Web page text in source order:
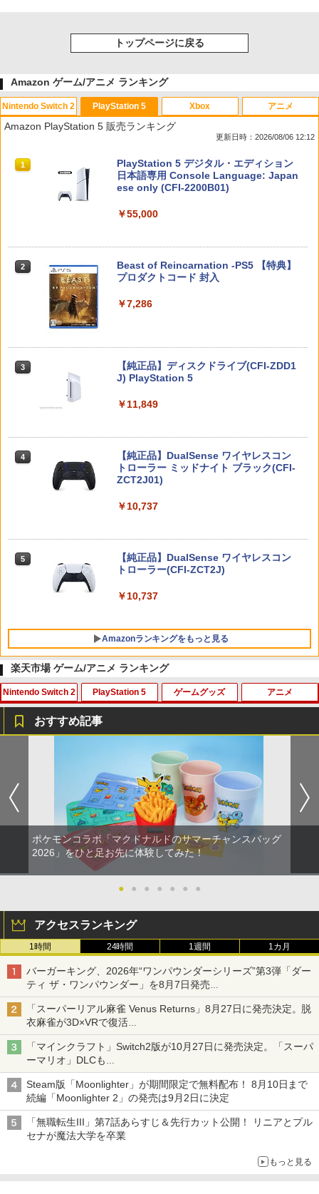
トップページに戻る
Amazon ゲーム/アニメ ランキング
Nintendo Switch 2
1
スプラトゥーン レイダース|オンライン
コード版
2 スプラトゥーン レイダース -Switch2
3 Nintendo Switch 2(日本語・国内専用)
4
ニンテンドープリペイド番号 9000円|オ
ンラインコード版
ンラインコード版
PlayStation 5
Amazon PlayStation 5 販売ランキング
更新日時：2026/08/06 12:12
1
PlayStation 5 デジタル・エディション
日本語専用 Console Language: Japan
ese only (CFI-2200B01)
￥55,000
2
Beast of Reincarnation -PS5 【特典】
プロダクトコード 封入
￥7,286
3
【純正品】ディスクドライブ(CFI-ZDD1
J) PlayStation 5
￥11,849
4
【純正品】DualSense ワイヤレスコン
トローラー ミッドナイト ブラック(CFI-
ZCT2J01)
￥10,737
5
【純正品】DualSense ワイヤレスコン
トローラー(CFI-ZCT2J)
￥10,737
Amazonランキングをもっと見る
Xbox
1
Xbox プリペイドカード 10,000円 デジ
￥10,000
Xbox プリペイドカード 1,000円 デジタ
ルコード 【旧 Xbox ギフトカード】 [オ
ンラインコード]
￥1,000
ラー + USB-C® ケーブル
￥8,300
4
Xbox プリペイドカード 5,000円 デジタ
ルコード 【旧 Xbox ギフトカード】 [オ
ンラインコード]
￥5,000
【純正品】Xbox ワイヤレス コントロー
ラー (ロボット ホワイト)
￥7,681
アニメ
1
劇場版「鬼滅の刃」無限城編 第一章 猗
劇場版「鬼滅の刃」無限城編 第一章 猗
窩座再来 通常版 [DVD]
￥3,523
￥8,698
『映画 ラブライブ！蓮ノ空女学院スクー
ルアイドルクラブ Bloom Garden Part
y』Blu-ray（特装限定版）
￥8,589
劇場版「鬼滅の刃」無限城編 第一章 猗
窩座再来 完全生産限定版 [DVD]
￥7,828
楽天市場 ゲーム/アニメ ランキング
Nintendo Switch 2
【特典】進撃の巨人3 Switch2版(【早
期購入封入特典】DLC)
￥8,518
コーエーテクモゲームス 【封入特典付】
【Switch2】進撃の巨人3 通常版 [POT-P
-ABA7A NSW2 シンゲキノキョジン 3 ツ
ウジョウ]
￥8,710
3
SanDisk microSD Express Card 256G
B for Nintendo Switch 2 BEE-A-SD01
A
￥8,978
スプラトゥーン レイダース ワイヤレス
ホリパッド TURBO for Nintendo Switc
h 2 おすすめ Switch スイッチ コントロ
ーラー 無線 連射 連射ホールド 連射機能
背面ボタン 充電 スプラレイダース スプ
ラ
PlayStation 5
[メール便OK]【新品】【PS5】アローン
イン ザ ダーク[お取寄せ品]
￥1,920
＼20%OFF★在庫処分／【最新型】PS5
収納ケース 専用カバー PS5リモートプレ
ーヤー SONY PlayStation Portal コント
ローラー用 ガラスフィルム付き 強化ガ
グ 軽量 手提げかばん 液晶保護高透過率
キズ 飛散防止
￥2,380
3 【中古】PS5 FINAL FANTASY XVI
￥2,735
PlayStation Link USBアダプター
￥3,480
ゲームグッズ
【中古】PCE デビュー 誕生
￥650
3.5インチ レトロハンドヘルドゲームコ
ンソール R36S 保護フィルム OverLay B
rilliant 液晶保護 指紋がつきにくい 指紋
防止 高光沢
￥870
3
NewスーパーマリオブラザーズWii ノコ
ノコエアホッケー
￥1,218
4
【中古】PCエンジンスーパーCDソフト
￥1,470
【中古】PCエンジンスーパーCDソフト
スーパーリアル麻雀PIVカスタム
アニメ
タミヤ 楽しい工作シリーズ No.108 タン
ク工作基本セット 70108 送料無料
￥1,813
【中古】【未使用品】映画『F1／エフワ
ン』 [純正ブルーレイ＋純正ケース]
￥1,980
3
パウ・パトロール シーズン4 DVD-BOX
【DVD】
￥4,356
4
パウ・パトロール シーズン3 DVD-BOX
【DVD】
￥4,356
ヴァイオレット・エヴァーガーデン オー
おすすめ記事
ポケモンコラボ「マクドナルドのサマーチャンスバッグ
2026」をひと足お先に体験してみた！
● ● ● ● ● ● ●
アクセスランキング
1時間 24時間 1週間 1カ月
バーガーキング、2026年“ワンパウンダーシリーズ”第3弾「ダー
ティ ザ・ワンパウンダー」を8月7日発売
「特製ガーリックマヨソース」を使用した超大型チーズバーガー
「スーパーリアル麻雀 Venus Returns」8月27日に発売決定。脱
衣麻雀が3D×VRで復活
発売から2週間は20%オフになるセールが実施
「マインクラフト」Switch2版が10月27日に発売決定。「スーパ
ーマリオ」DLCも
Switch版からのアップグレードも可能に
Steam版「Moonlighter」が期間限定で無料配布！ 8月10日まで
続編「Moonlighter 2」の発売は9月2日に決定
「無職転生III」第7話あらすじ＆先行カット公開！ リニアとプル
セナが魔法大学を卒業
もっと見る